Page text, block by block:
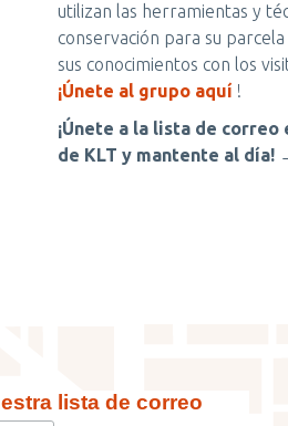
utilizan las herramientas y
conservación para su
sus conocimientos con los
¡Únete al grupo aquí !
¡Únete a la lista de
de KLT y mantente al día!
lista de correo